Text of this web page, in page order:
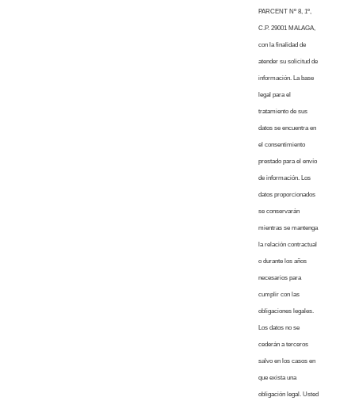
PARCENT Nº 8, 1º,
C.P. 29001 MALAGA,
con la finalidad de
atender su solicitud de
información. La base
legal para el
tratamiento de sus
datos se encuentra en
el consentimiento
prestado para el envío
de información. Los
datos proporcionados
se conservarán
mientras se mantenga
la relación contractual
o durante los años
necesarios para
cumplir con las
obligaciones legales.
Los datos no se
cederán a terceros
salvo en los casos en
que exista una
obligación legal. Usted